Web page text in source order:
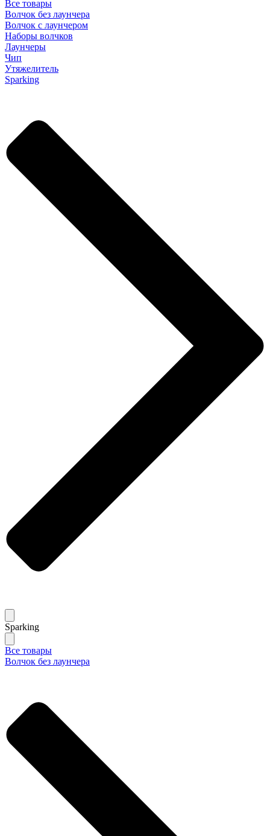
Все товары
Волчок без лаунчера
Волчок с лаунчером
Наборы волчков
Лаунчеры
Чип
Утяжелитель
Sparking
Sparking
Все товары
Волчок без лаунчера